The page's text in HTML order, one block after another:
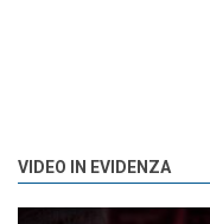
VIDEO IN EVIDENZA